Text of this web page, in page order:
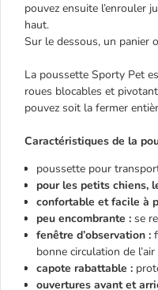
pouvez ensuite l’enrouler
haut.
Sur le dessous, un panier
La poussette Sporty Pet
roues blocables et
pouvez soit la fermer
Caractéristiques de la
poussette pour
pour les petits chiens,
confortable et facile à
peu encombrante : se
fenêtre d’observation :
bonne circulation de l’air
capote rabattable :
ouvertures avant et